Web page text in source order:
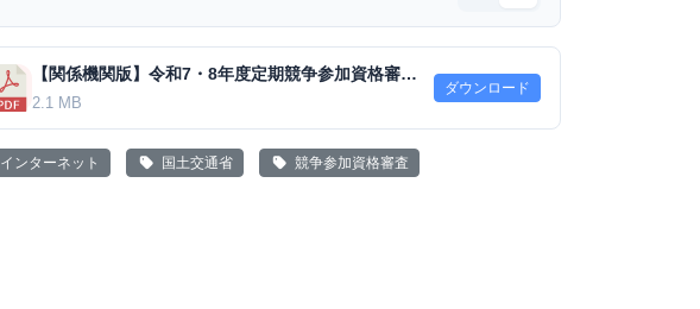
【関係機関版】令和7・8年度定期競争参加資格審査（競争資格審査）について.pdf
2.1 MB
ダウンロード
インターネット 国土交通省 競争参加資格審査